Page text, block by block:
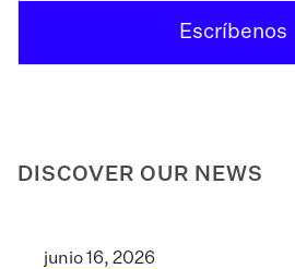
Escríbenos
DISCOVER OUR NEWS
junio 16, 2026